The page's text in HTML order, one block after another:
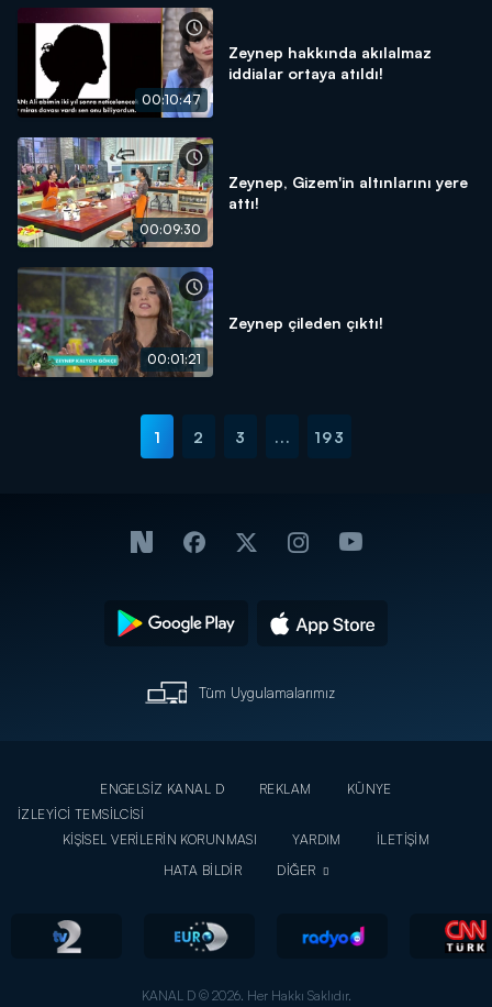
00:10:47
Zeynep hakkında akılalmaz
iddialar ortaya atıldı!
00:09:30
Zeynep, Gizem'in altınlarını yere
attı!
00:01:21
Zeynep çileden çıktı!
1 2 3 ... 193
Tüm Uygulamalarımız
ENGELSİZ KANAL D REKLAM
KÜNYE
İZLEYİCİ TEMSİLCİSİ
KİŞİSEL VERİLERİN KORUNMASI
YARDIM
İLETİŞİM
HATA BİLDİR
DİĞER
KANAL D © 2026. Her Hakkı Saklıdır.